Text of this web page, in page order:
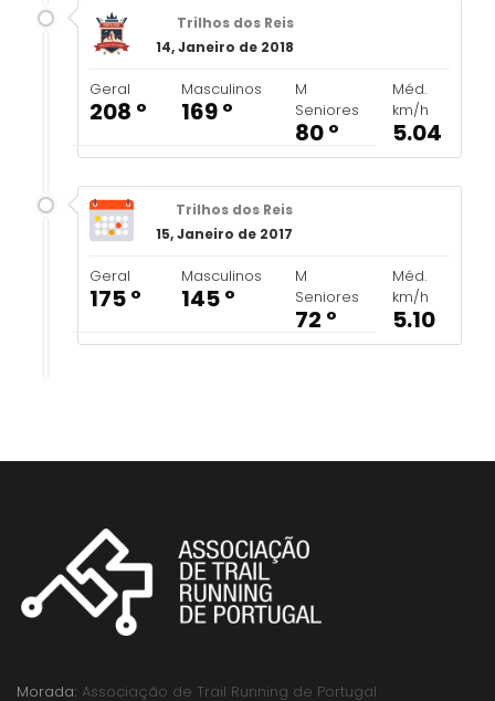
Trilhos dos Reis
14, Janeiro de 2018
Geral
208 º
Masculinos
169 º
M
Seniores
80 º
Méd.
km/h
5.04
Trilhos dos Reis
15, Janeiro de 2017
Geral
175 º
Masculinos
145 º
M
Seniores
72 º
Méd.
km/h
5.10
Morada: Associação de Trail Running de Portugal